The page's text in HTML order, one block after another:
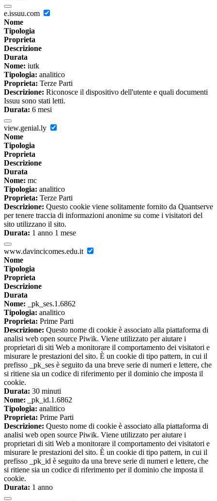
e.issuu.com
Nome
Tipologia
Proprieta
Descrizione
Durata
Nome: iutk
Tipologia: analitico
Proprieta: Terze Parti
Descrizione: Riconosce il dispositivo dell'utente e quali documenti
Issuu sono stati letti.
Durata: 6 mesi
view.genial.ly
Nome
Tipologia
Proprieta
Descrizione
Durata
Nome: mc
Tipologia: analitico
Proprieta: Terze Parti
Descrizione: Questo cookie viene solitamente fornito da Quantserve
per tenere traccia di informazioni anonime su come i visitatori del
sito utilizzano il sito.
Durata: 1 anno 1 mese
www.davincicomes.edu.it
Nome
Tipologia
Proprieta
Descrizione
Durata
Nome: _pk_ses.1.6862
Tipologia: analitico
Proprieta: Prime Parti
Descrizione: Questo nome di cookie è associato alla piattaforma di
analisi web open source Piwik. Viene utilizzato per aiutare i
proprietari di siti Web a monitorare il comportamento dei visitatori e
misurare le prestazioni del sito. È un cookie di tipo pattern, in cui il
prefisso _pk_ses è seguito da una breve serie di numeri e lettere, che
si ritiene sia un codice di riferimento per il dominio che imposta il
cookie.
Durata: 30 minuti
Nome: _pk_id.1.6862
Tipologia: analitico
Proprieta: Prime Parti
Descrizione: Questo nome di cookie è associato alla piattaforma di
analisi web open source Piwik. Viene utilizzato per aiutare i
proprietari di siti Web a monitorare il comportamento dei visitatori e
misurare le prestazioni del sito. È un cookie di tipo pattern, in cui il
prefisso _pk_id è seguito da una breve serie di numeri e lettere, che
si ritiene sia un codice di riferimento per il dominio che imposta il
cookie.
Durata: 1 anno